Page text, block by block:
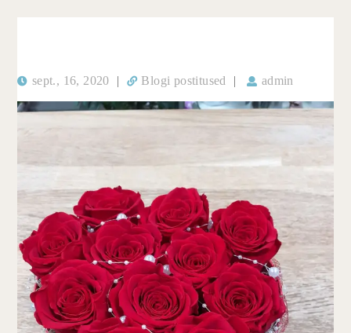
sept., 16, 2020 | Blogi postitused | admin